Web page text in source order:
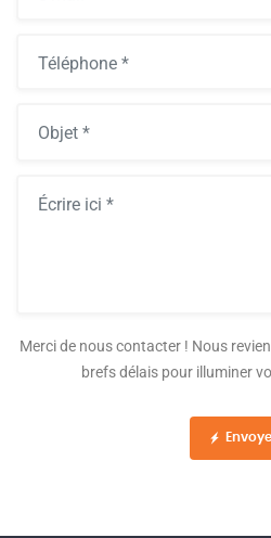
Merci de nous contacter ! Nous
brefs délais pour illuminer